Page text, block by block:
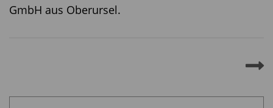
GmbH aus Oberursel.